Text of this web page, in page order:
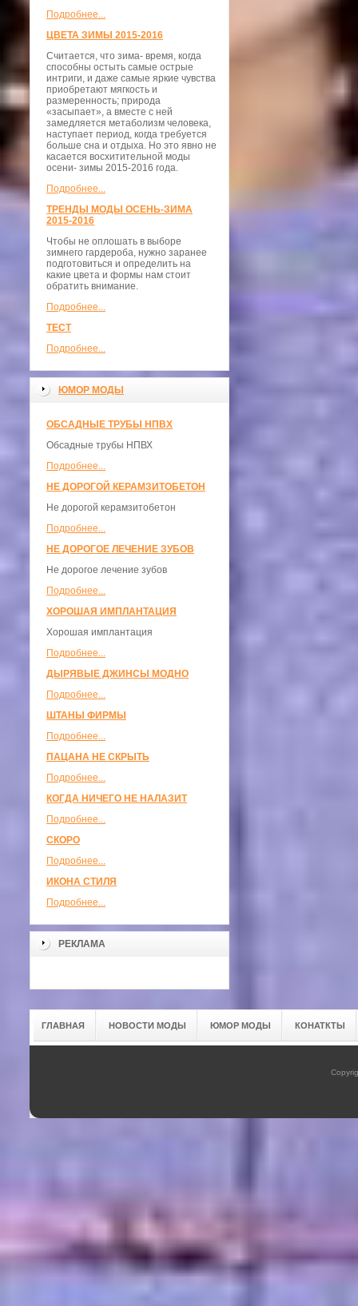
Подробнее...
ЦВЕТА ЗИМЫ 2015-2016
Считается, что зима- время, когда
способны остыть самые острые
интриги, и даже самые яркие чувства
приобретают мягкость и
размеренность; природа
«засыпает», а вместе с ней
замедляется метаболизм человека,
наступает период, когда требуется
больше сна и отдыха. Но это явно не
касается восхитительной моды
осени- зимы 2015-2016 года.
Подробнее...
ТРЕНДЫ МОДЫ ОСЕНЬ-ЗИМА
2015-2016
Чтобы не оплошать в выборе
зимнего гардероба, нужно заранее
подготовиться и определить на
какие цвета и формы нам стоит
обратить внимание.
Подробнее...
ТЕСТ
Подробнее...
ЮМОР МОДЫ
ОБСАДНЫЕ ТРУБЫ НПВХ
Обсадные трубы НПВХ
Подробнее...
НЕ ДОРОГОЙ КЕРАМЗИТОБЕТОН
Не дорогой керамзитобетон
Подробнее...
НЕ ДОРОГОЕ ЛЕЧЕНИЕ ЗУБОВ
Не дорогое лечение зубов
Подробнее...
ХОРОШАЯ ИМПЛАНТАЦИЯ
Хорошая имплантация
Подробнее...
ДЫРЯВЫЕ ДЖИНСЫ МОДНО
Подробнее...
ШТАНЫ ФИРМЫ
Подробнее...
ПАЦАНА НЕ СКРЫТЬ
Подробнее...
КОГДА НИЧЕГО НЕ НАЛАЗИТ
Подробнее...
СКОРО
Подробнее...
ИКОНА СТИЛЯ
Подробнее...
РЕКЛАМА
ГЛАВНАЯ НОВОСТИ МОДЫ ЮМОР МОДЫ КОНАТКТЫ